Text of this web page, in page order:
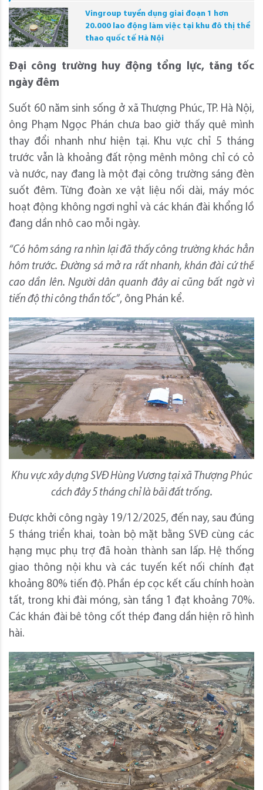
Vingroup tuyển dụng giai đoạn 1 hơn
20.000 lao động làm việc tại khu đô thị thể
thao quốc tế Hà Nội
Đại công trường huy động tổng lực, tăng tốc
ngày đêm
Suốt 60 năm sinh sống ở xã Thượng Phúc, TP. Hà Nội,
ông Phạm Ngọc Phán chưa bao giờ thấy quê mình
thay đổi nhanh như hiện tại. Khu vực chỉ 5 tháng
trước vẫn là khoảng đất rộng mênh mông chỉ có cỏ
và nước, nay đang là một đại công trường sáng đèn
suốt đêm. Từng đoàn xe vật liệu nối dài, máy móc
hoạt động không ngơi nghỉ và các khán đài khổng lồ
đang dần nhô cao mỗi ngày.
“Có hôm sáng ra nhìn lại đã thấy công trường khác hẳn
hôm trước. Đường sá mở ra rất nhanh, khán đài cứ thế
cao dần lên. Người dân quanh đây ai cũng bất ngờ vì
tiến độ thi công thần tốc”, ông Phán kể.
Khu vực xây dựng SVĐ Hùng Vương tại xã Thượng Phúc
cách đây 5 tháng chỉ là bãi đất trống.
Được khởi công ngày 19/12/2025, đến nay, sau đúng
5 tháng triển khai, toàn bộ mặt bằng SVĐ cùng các
hạng mục phụ trợ đã hoàn thành san lấp. Hệ thống
giao thông nội khu và các tuyến kết nối chính đạt
khoảng 80% tiến độ. Phần ép cọc kết cấu chính hoàn
tất, trong khi đài móng, sàn tầng 1 đạt khoảng 70%.
Các khán đài bê tông cốt thép đang dần hiện rõ hình
hài.